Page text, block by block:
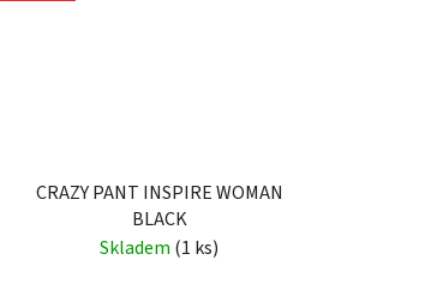
CRAZY PANT INSPIRE WOMAN
BLACK
Skladem (1 ks)